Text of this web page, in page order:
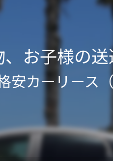
で｜
夫婦で海外移住するに
お子様の
安カーリース